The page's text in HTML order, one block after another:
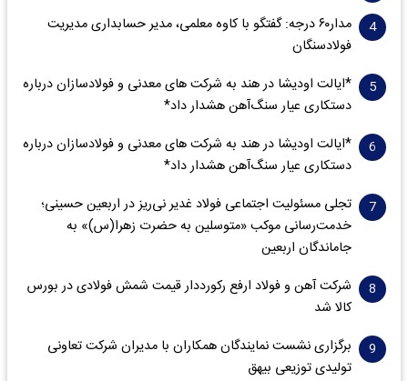
مدار‌۶٠ درجه: گفتگو با کاوه معلمی، مدیر حسابداری مدیریت
فولادسنگان
*ایالت اودیشا در هند به شرکت های معدنی و فولادسازان درباره
دستکاری عیار سنگ‌آهن هشدار داد*
*ایالت اودیشا در هند به شرکت های معدنی و فولادسازان درباره
دستکاری عیار سنگ‌آهن هشدار داد*
تجلی مسئولیت اجتماعی فولاد غدیر نی‌ریز در اربعین حسینی؛
خدمت‌رسانی موکب «متوسلین به حضرت زهرا(س)» به
جاماندگان اربعین
شرکت آهن و فولاد ارفع رکورددار قیمت شمش فولادی در بورس
کالا شد
برگزاری نشست نمایندگان همکاران با مدیران شرکت تعاونی
تولیدی توزیعی بیهق